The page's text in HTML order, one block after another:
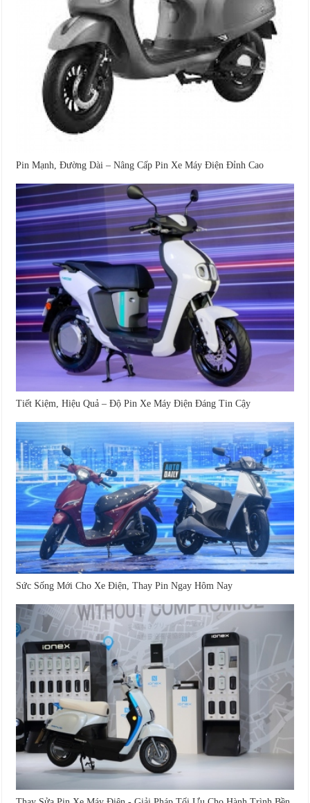
Pin Mạnh, Đường Dài – Nâng Cấp Pin Xe Máy Điện Đỉnh Cao
Tiết Kiệm, Hiệu Quả – Độ Pin Xe Máy Điện Đáng Tin Cậy
Sức Sống Mới Cho Xe Điện, Thay Pin Ngay Hôm Nay